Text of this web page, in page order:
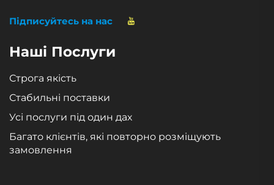
Підписуйтесь на нас
Наші Послуги
Строга якість
Стабильні поставки
Усі послуги під один дах
Багато клієнтів, які повторно розміщують
замовлення